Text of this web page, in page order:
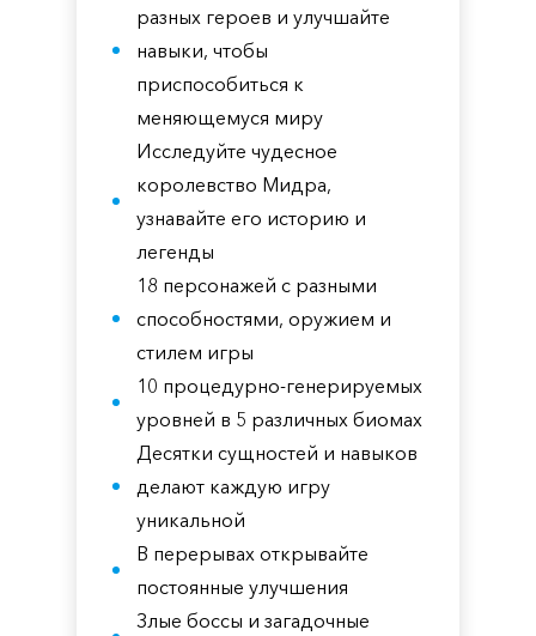
разных героев и улучшайте
навыки, чтобы
приспособиться к
меняющемуся миру
Исследуйте чудесное
королевство Мидра,
узнавайте его историю и
легенды
18 персонажей с разными
способностями, оружием и
стилем игры
10 процедурно-генерируемых
уровней в 5 различных биомах
Десятки сущностей и навыков
делают каждую игру
уникальной
В перерывах открывайте
постоянные улучшения
Злые боссы и загадочные